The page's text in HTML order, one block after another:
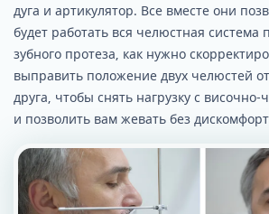
дуга и артикулятор. Все вместе они
будет работать вся челюстная система
зубного протеза, как нужно
выправить положение двух челюстей
друга, чтобы снять нагрузку с височно-
и позволить вам жевать без